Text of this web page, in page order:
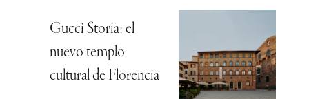
Gucci Storia: el
nuevo templo
cultural de Florencia